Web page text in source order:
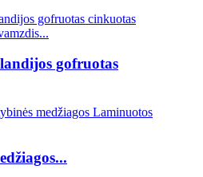
gofruotas